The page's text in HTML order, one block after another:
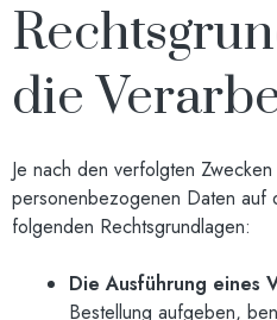
die
Je nach den verfolgten
personenbezogenen Daten
folgenden Rechtsgrundlagen:
Die Ausführung eines
Bestellung aufgeben,